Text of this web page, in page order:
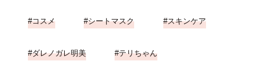
コスメ シートマスク スキンケア
ダレノガレ明美 テリちゃん